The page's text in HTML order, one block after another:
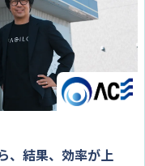
、結果、効率が上